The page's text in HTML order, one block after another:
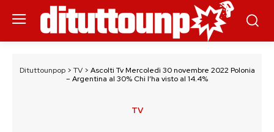
Dituttounpop> TV> Ascolti Tv Mercoledì 30 novembre 2022 Polonia
– Argentina al 30% Chi l’ha visto al 14.4%
TV